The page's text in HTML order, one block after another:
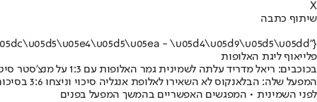
X
שיתוף כתבה
{"name":"\u05e4\u05dc\u05d9\u05d9\u05d0\u05d5\u05e3 \u05dc\u05d9\u05d2\u05ea \u05d4\u05d0\u05dc\u05d5\u05e4\u05d5\u05ea - \u05d4\u05d9\u05d5\u05dd"}
פלייאוף ליגת האלופות
בכוכבים: ריאל מדריד עלתה לשמינית גמר האלופות עם 1:3 על מנצ'סטר סיטי
המפעל
לפני השמינית • המפגשים האפשריים בהמשך המפעל בפנים